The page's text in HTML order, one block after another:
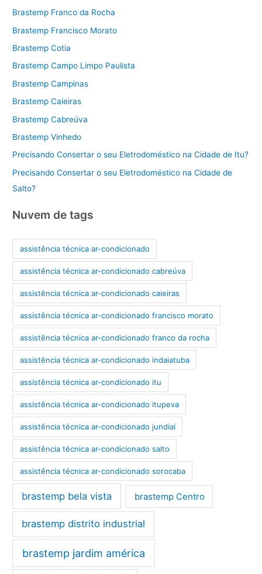
Brastemp Franco da Rocha
Brastemp Francisco Morato
Brastemp Cotia
Brastemp Campo Limpo Paulista
Brastemp Campinas
Brastemp Caieiras
Brastemp Cabreúva
Brastemp Vinhedo
Precisando Consertar o seu Eletrodoméstico na Cidade de Itu?
Precisando Consertar o seu Eletrodoméstico na Cidade de
Salto?
Nuvem de tags
assistência técnica ar-condicionado
assistência técnica ar-condicionado cabreúva
assistência técnica ar-condicionado caieiras
assistência técnica ar-condicionado francisco morato
assistência técnica ar-condicionado franco da rocha
assistência técnica ar-condicionado indaiatuba
assistência técnica ar-condicionado itu
assistência técnica ar-condicionado itupeva
assistência técnica ar-condicionado jundiaí
assistência técnica ar-condicionado salto
assistência técnica ar-condicionado sorocaba
brastemp bela vista brastemp Centro
brastemp distrito industrial
brastemp jardim américa